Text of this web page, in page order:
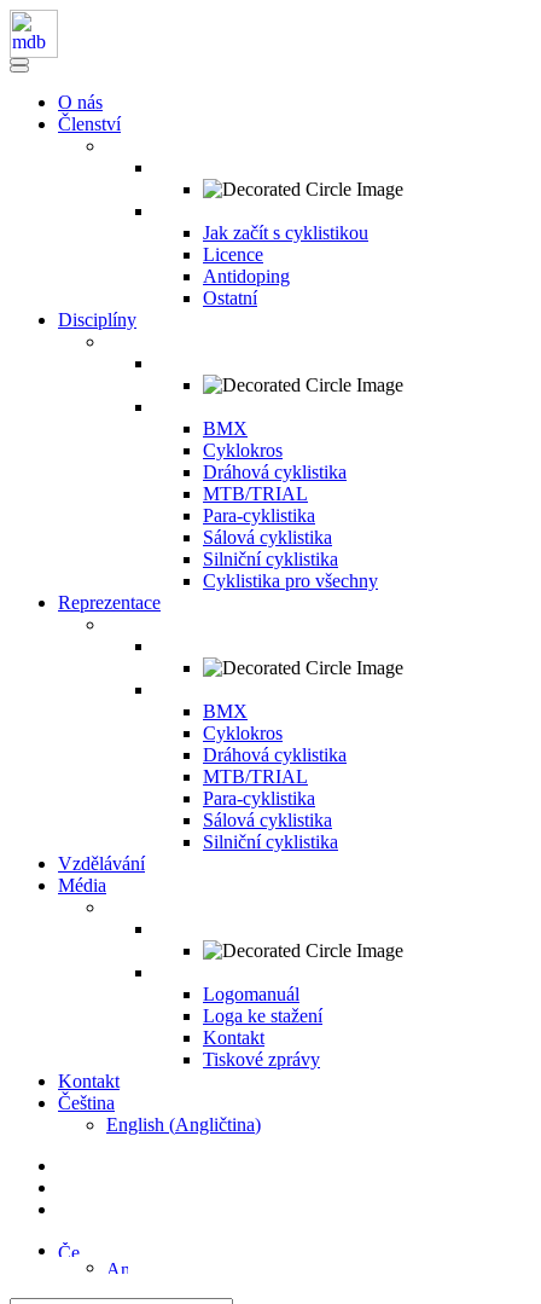
O nás
Členství
Jak začít s cyklistikou
Licence
Antidoping
Ostatní
Disciplíny
BMX
Cyklokros
Dráhová cyklistika
MTB/TRIAL
Para-cyklistika
Sálová cyklistika
Silniční cyklistika
Cyklistika pro všechny
Reprezentace
BMX
Cyklokros
Dráhová cyklistika
MTB/TRIAL
Para-cyklistika
Sálová cyklistika
Silniční cyklistika
Vzdělávání
Média
Logomanuál
Loga ke stažení
Kontakt
Tiskové zprávy
Kontakt
Čeština
English (Angličtina)